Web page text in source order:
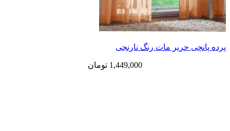
پرده پانچی حریر مات رنگ نارنجی
1,449,000 تومان